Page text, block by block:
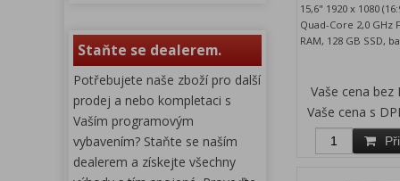
Staňte se dealerem.
Potřebujete naše zboží pro další
prodej a nebo kompletaci s
Vaším programovým
vybavením? Staňte se naším
dealerem a získejte všechny
15,6" 1920 x 1080
Quad-Core 2,0 GHz
RAM, 128 GB SSD,
Vaše cena bez
Vaše cena s